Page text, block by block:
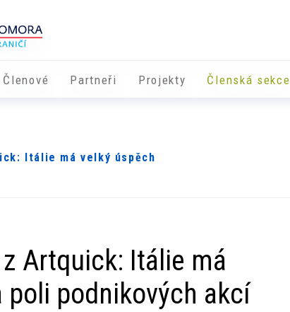
Členové Partneři ​​Projekty Členská sekce
Itálie má velký úspěch
Artquick: Itálie má
poli podnikových akcí